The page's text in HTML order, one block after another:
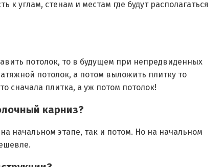
к углам, стенам и местам где будут располагаться
потолок, то в будущем при непредвиденных
потолок, а потом выложить плитку то
сначала плитка, а уж потом потолок!
карниз?
начальном этапе, так и потом. Но на начальном